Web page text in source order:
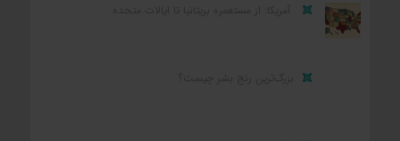
آمریکا: از مستعمره بریتانیا تا ایالات متحده
بزرگ‌ترین رنج بشر چیست؟